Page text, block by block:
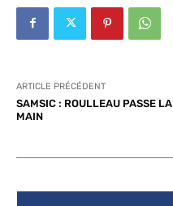
ARTICLE PRÉCÉDENT
SAMSIC : ROULLEAU PASSE LA
MAIN